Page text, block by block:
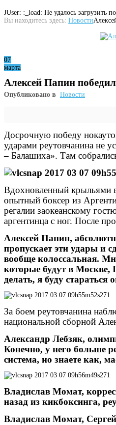
JUser: :_load: Не удалось загрузить
Вы находитесь здесь: Новости
07
марта
Алексей Папин
Опубликовано в Новости
Досрочную победу
ударами реутовчанина не
– Балашиха». Там
Вдохновленный крыльями
опытный боксер из
регалии заокеанскому
аргентинца с ног. После
Алексей Папин,
пропускает эти удары и
вообще колоссальная.
которые будут в Москве,
делать, я буду
За боем реутовчанина
национальной сборной
Александр Лебзяк,
Конечно, у него больше
система, но знаете как,
Владислав Момат,
назад из кикбоксинга,
Владислав Момат,